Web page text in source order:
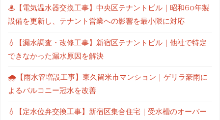
♨【電気温水器交換工事】中央区テナントビル｜昭和60年製
設備を更新し、テナント営業への影響を最小限に対応
💧【漏水調査・改修工事】新宿区テナントビル｜他社で特定
できなかった漏水原因を解決
🌧【雨水管増設工事】東久留米市マンション｜ゲリラ豪雨に
よるバルコニー冠水を改善
💧【定水位弁交換工事】新宿区集合住宅｜受水槽のオーバー